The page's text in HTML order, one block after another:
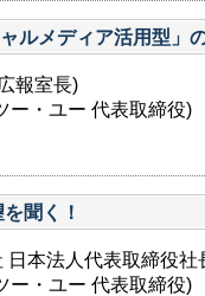
ルメディア活用型」
報室長)
ー・ユー 代表取締役)
聞く！
日本法人代表取締役社
ー・ユー 代表取締役)